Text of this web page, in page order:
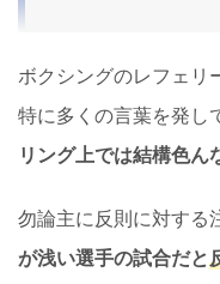
ボクシングのレフェリ
特に多くの言葉を発し
リング上では結構色ん
勿論主に反則に対する
が浅い選手の試合だと